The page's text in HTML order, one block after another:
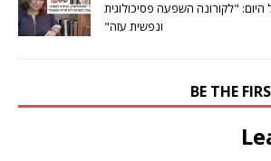
היום: "לקורונה השפעה פסיכולוגית
ונפשית עזה"
BE THE